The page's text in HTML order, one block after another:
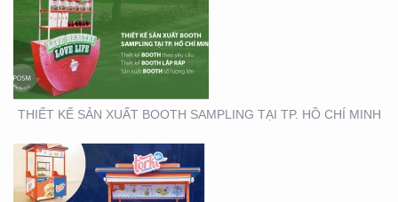
THIẾT KẾ SẢN XUẤT BOOTH SAMPLING TẠI TP. HỒ CHÍ MINH
BÁN HÀNG LƯU ĐỘNG